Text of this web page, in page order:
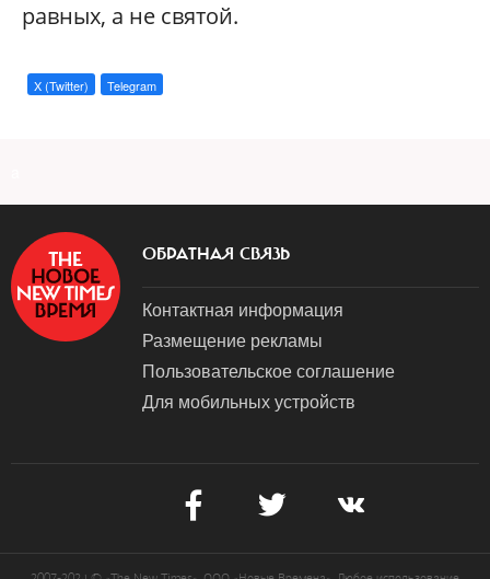
равных, а не святой.
X (Twitter) Telegram
ОБРАТНАЯ СВЯЗЬ
Контактная информация
Размещение рекламы
Пользовательское соглашение
Для мобильных устройств